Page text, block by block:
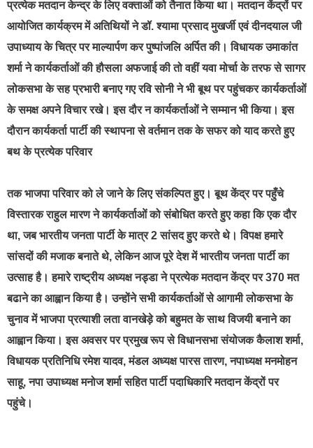
प्रत्येक मतदान केन्द्र के लिए वक्ताओं को तैनात किया था। मतदान केंद्रों पर
आयोजित कार्यक्रम में अतिथियों ने डॉ. श्यामा प्रसाद मुखर्जी एवं दीनदयाल जी
उपाध्याय के चित्र पर माल्यार्पण कर पुष्पांजलि अर्पित की। विधायक उमाकांत
शर्मा ने कार्यकर्ताओं की हौसला अफजाई की तो वहीं यवा मोर्चा के तरफ से सागर
लोकसभा के सह प्रभारी बनाए गए रवि सोनी ने भी बूथ पर पहुंचकर कार्यकर्ताओं
के समक्ष अपने विचार रखे। इस दौर न कार्यकर्ताओं ने सम्मान भी किया। इस
दौरान कार्यकर्ता पार्टी की स्थापना से वर्तमान तक के सफर को याद करते हुए
बथ के प्रत्येक परिवार
तक भाजपा परिवार को ले जाने के लिए संकल्पित हुए। बूथ केंद्र पर पहुँचे
विस्तारक राहुल मारण ने कार्यकर्ताओं को संबोधित करते हुए कहा कि एक दौर
था, जब भारतीय जनता पार्टी के मात्र 2 सांसद हुए करते थे। विपक्ष हमारे
सांसदों की मजाक बनाते थे, लेकिन आज पूरे देश में भारतीय जनता पार्टी का
उत्साह है। हमारे राष्ट्रीय अध्यक्ष नड्डा ने प्रत्येक मतदान केंद्र पर 370 मत
बढाने का आह्वान किया है। उन्होंने सभी कार्यकर्ताओं से आगामी लोकसभा के
चुनाव में भाजपा प्रत्याशी लता वानखेड़े को बहुमत के साथ विजयी बनाने का
आह्वान किया। इस अवसर पर प्रमुख रूप से विधानसभा संयोजक कैलाश शर्मा,
विधायक प्रतिनिधि रमेश यादव, मंडल अध्यक्ष पारस तारण, नपाध्यक्ष मनमोहन
साहू, नपा उपाध्यक्ष मनोज शर्मा सहित पार्टी पदाधिकारि मतदान केंद्रों पर
पहुंचे।